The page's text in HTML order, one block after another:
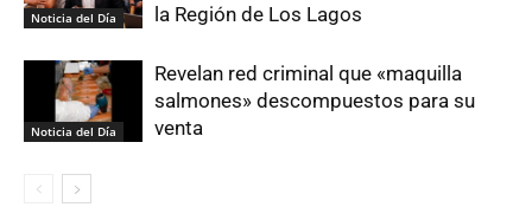
Noticia del Día
la Región de Los Lagos
Noticia del Día
Revelan red criminal que «maquilla
salmones» descompuestos para su
venta